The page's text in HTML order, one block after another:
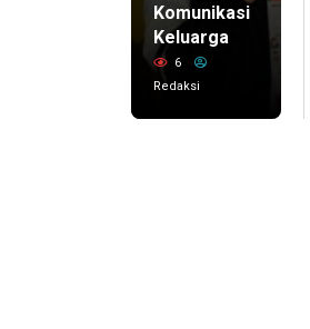
Komunikasi
Keluarga
6
Redaksi